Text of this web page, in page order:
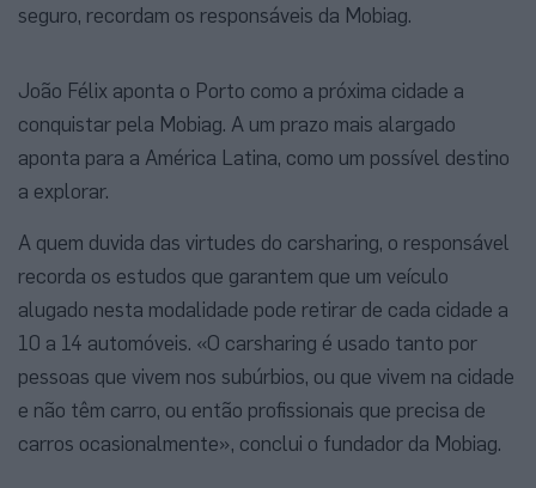
seguro, recordam os responsáveis da Mobiag.
João Félix aponta o Porto como a próxima cidade a
conquistar pela Mobiag. A um prazo mais alargado
aponta para a América Latina, como um possível destino
a explorar.
A quem duvida das virtudes do carsharing, o responsável
recorda os estudos que garantem que um veículo
alugado nesta modalidade pode retirar de cada cidade a
10 a 14 automóveis. «O carsharing é usado tanto por
pessoas que vivem nos subúrbios, ou que vivem na cidade
e não têm carro, ou então profissionais que precisa de
carros ocasionalmente», conclui o fundador da Mobiag.